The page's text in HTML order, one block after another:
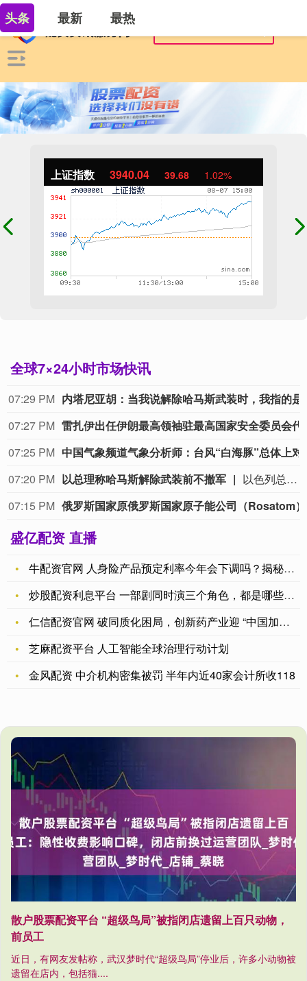
上证指数 3940.04 39.68 1.02%
全球7×24小时市场快讯
07:29 PM
07:27 PM
07:25 PM
07:20 PM 以总理称哈马斯解除武装前不撤军
以色列总理内塔尼亚胡今天（8月9日）在每周政府会议上讲话表示， 以色列拒绝“和平委员会”提出的有关加沙停火“15点方案”，在巴勒斯坦伊斯兰抵抗运动（哈马斯）彻底解除武装前，以军不会撤退，并强调在其任内绝不允许建立巴勒斯坦国，也绝不允许伊朗拥有核武器。（CCTV国际时讯）
07:15 PM
盛亿配资 直播
牛配资官网 人身险产品预定利率今年会下调吗？揭秘预定利率研究
炒股配资利息平台 一部剧同时演三个角色，都是哪些厉害的演员？
仁信配资官网 破同质化困局，创新药产业迎 “中国加速度”
芝麻配资平台 人工智能全球治理行动计划
金风配资 中介机构密集被罚 半年内近40家会计所收118
散户股票配资平台 “超级鸟局”被指闭店遗留上百只动物，
前员工
近日，有网友发帖称，武汉梦时代“超级鸟局”停业后，许多小动物被
遗留在店内，包括猫....
头条 最新 最热